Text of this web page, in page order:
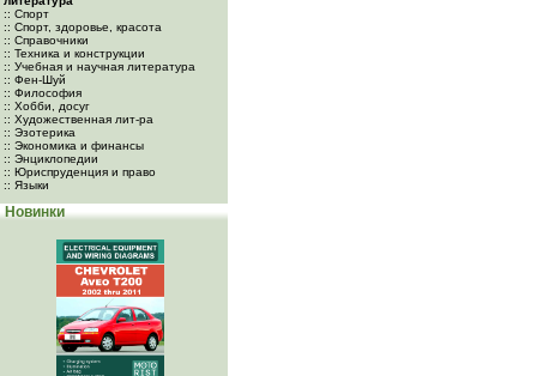
:: Спорт
:: Спорт, здоровье, красота
:: Справочники
:: Техника и конструкции
:: Учебная и научная литература
:: Фен-Шуй
:: Философия
:: Хобби, досуг
:: Художественная лит-ра
:: Эзотерика
:: Экономика и финансы
:: Энциклопедии
:: Юриспруденция и право
:: Языки
Новинки